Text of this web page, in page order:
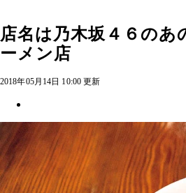
店名は乃木坂４６の
ーメン店
2018年05月14日 10:00 更新